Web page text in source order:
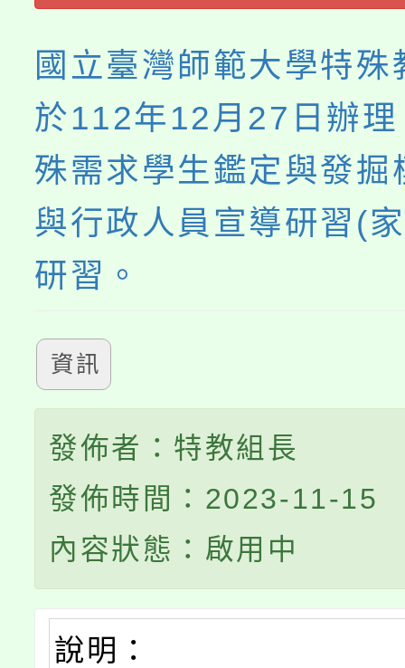
國立臺灣師範大學特殊
於112年12月27日辦
殊需求學生鑑定與發掘
與行政人員宣導研習(
研習。
資訊
發佈者：特教組長
發佈時間：2023-11-15
內容狀態：啟用中
說明：